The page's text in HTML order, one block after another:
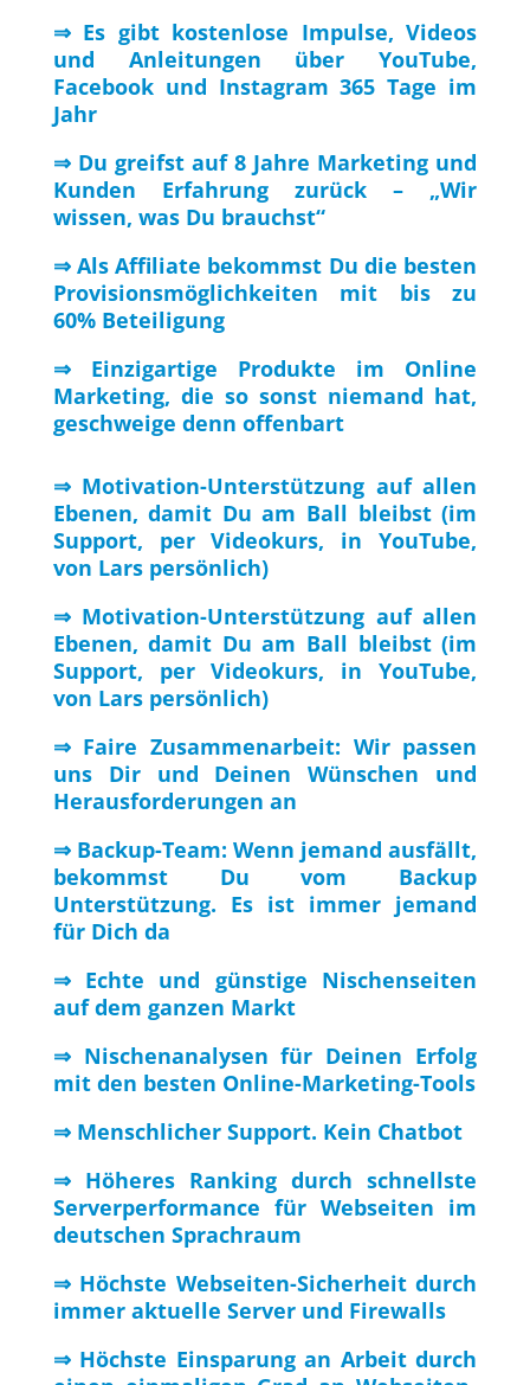
⇒ Es gibt kostenlose Impulse, Videos
und Anleitungen über YouTube,
Facebook und Instagram 365 Tage im
Jahr
⇒ Du greifst auf 8 Jahre Marketing und
Kunden Erfahrung zurück – „Wir
wissen, was Du brauchst“
⇒ Als Affiliate bekommst Du die besten
Provisionsmöglichkeiten mit bis zu
60% Beteiligung
⇒ Einzigartige Produkte im Online
Marketing, die so sonst niemand hat,
geschweige denn offenbart
⇒ Motivation-Unterstützung auf allen
Ebenen, damit Du am Ball bleibst (im
Support, per Videokurs, in YouTube,
von Lars persönlich)
⇒ Motivation-Unterstützung auf allen
Ebenen, damit Du am Ball bleibst (im
Support, per Videokurs, in YouTube,
von Lars persönlich)
⇒ Faire Zusammenarbeit: Wir passen
uns Dir und Deinen Wünschen und
Herausforderungen an
⇒ Backup-Team: Wenn jemand ausfällt,
bekommst Du vom Backup
Unterstützung. Es ist immer jemand
für Dich da
⇒ Echte und günstige Nischenseiten
auf dem ganzen Markt
⇒ Nischenanalysen für Deinen Erfolg
mit den besten Online-Marketing-Tools
⇒ Menschlicher Support. Kein Chatbot
⇒ Höheres Ranking durch schnellste
Serverperformance für Webseiten im
deutschen Sprachraum
⇒ Höchste Webseiten-Sicherheit durch
immer aktuelle Server und Firewalls
⇒ Höchste Einsparung an Arbeit durch